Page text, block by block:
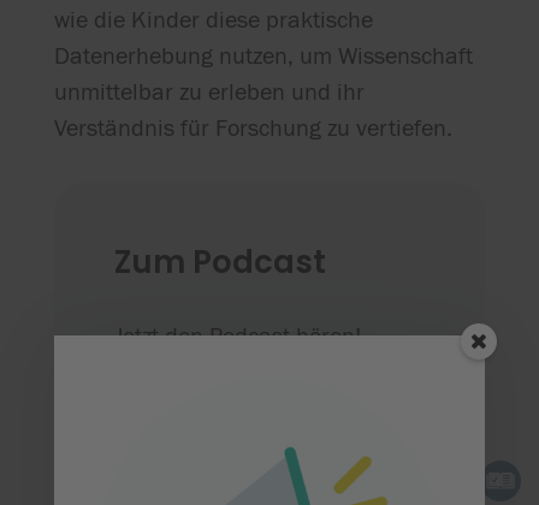
wie die Kinder diese praktische
Datenerhebung nutzen, um Wissenschaft
unmittelbar zu erleben und ihr
Verständnis für Forschung zu vertiefen.
Zum Podcast
Jetzt den Podcast hören!
Bodenkunde und